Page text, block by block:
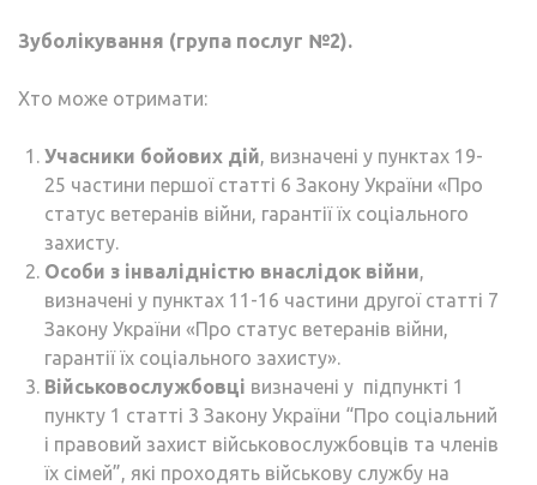
Зуболікування (група послуг №2).
Хто може отримати:
Учасники бойових дій, визначені у пунктах 19-
25 частини першої статті 6 Закону України «Про
статус ветеранів війни, гарантії їх соціального
захисту.
Особи з інвалідністю внаслідок війни,
визначені у пунктах 11-16 частини другої статті 7
Закону України «Про статус ветеранів війни,
гарантії їх соціального захисту».
Військовослужбовці визначені у підпункті 1
пункту 1 статті 3 Закону України “Про соціальний
і правовий захист військовослужбовців та членів
їх сімей”, які проходять військову службу на